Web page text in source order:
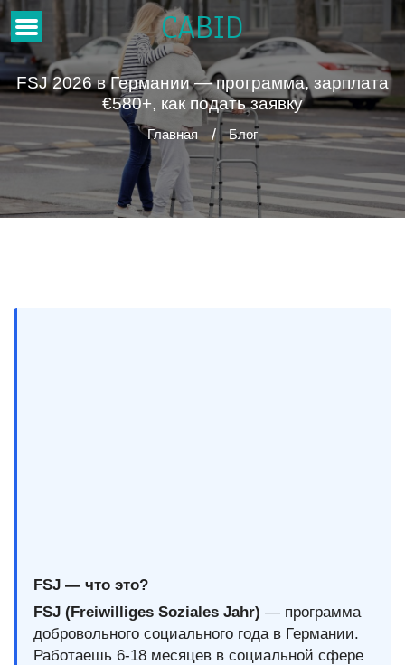
CABID
FSJ 2026 в Германии — программа, зарплата
€580+, как подать заявку
Главная Блог
FSJ — что это?
FSJ (Freiwilliges Soziales Jahr) — программа
добровольного социального года в Германии.
Работаешь 6-18 месяцев в социальной сфере